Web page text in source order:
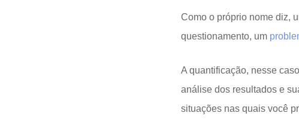
Como o próprio nome diz,
questionamento, um
A quantificação, nesse
análise dos resultados e
situações nas quais você